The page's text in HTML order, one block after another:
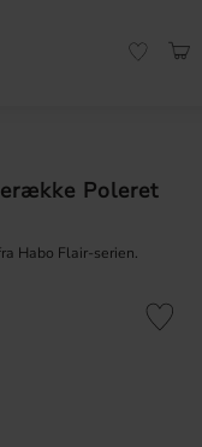
Poleret
Habo Flair-serien.
Gem